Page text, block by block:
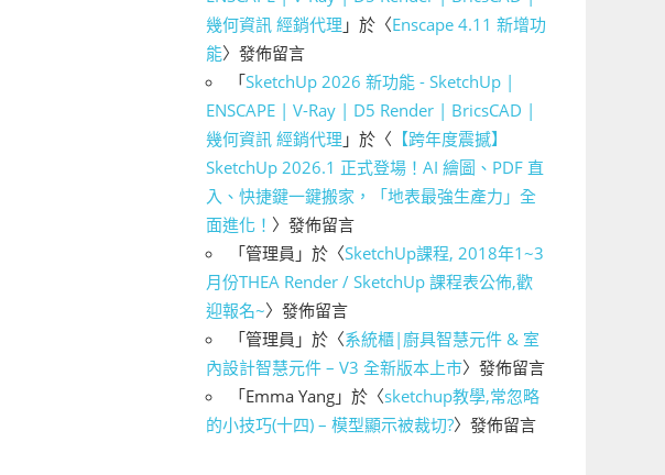
幾何資訊 經銷代理 」於〈Enscape 4.11 新增功
能〉發佈留言
「SketchUp 2026 新功能 - SketchUp |
ENSCAPE | V-Ray | D5 Render | BricsCAD |
幾何資訊 經銷代理 」於〈 【跨年度震撼】
SketchUp 2026.1 正式登場！AI 繪圖、PDF 直
入、快捷鍵一鍵搬家，「地表最強生產力」全
面進化！ 〉發佈留言
「管理員 」於〈SketchUp課程, 2018年1~3
月份THEA Render / SketchUp 課程表公佈,歡
迎報名~〉發佈留言
「管理員 」於〈系統櫃|廚具智慧元件 & 室
內設計智慧元件 – V3 全新版本上市〉發佈留言
「Emma Yang 」於〈sketchup教學,常忽略
的小技巧(十四) – 模型顯示被裁切?〉發佈留言